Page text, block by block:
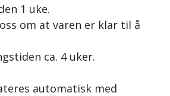
1 uke.
om at varen er klar til å
ca. 4 uker.
automatisk med